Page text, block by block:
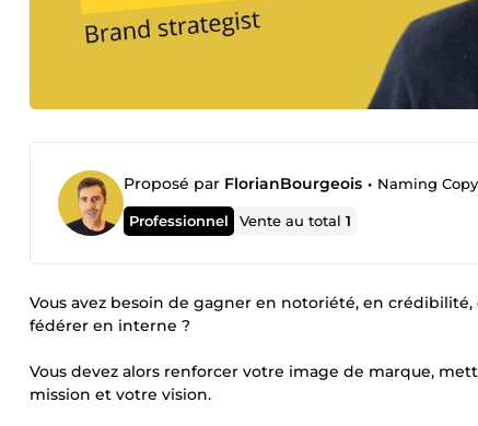
Proposé par FlorianBourgeois • Naming
Professionnel Vente au total1
Vous avez besoin de gagner en notoriété, en
fédérer en interne ?
Vous devez alors renforcer votre image de marque,
mission et votre vision.